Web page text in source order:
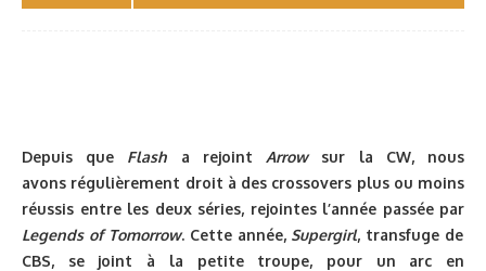
Depuis que Flash a rejointArrowsur la CW, nous
avons régulièrement droit à des crossovers plus ou moins
réussis entre les deux séries, rejointes l’année passée par
Legends of Tomorrow. Cette année, Supergirl, transfuge de
CBS, se joint à la petite troupe, pour un arc en